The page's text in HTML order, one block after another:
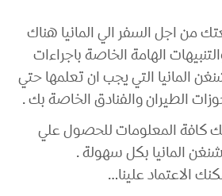
من اجل السفر الي المانيا هناك
الهامة الخاصة باجراءات
المانيا التي يجب ان تعلمها حتي
الطيران والفنادق الخاصة بك .
كافة المعلومات للحصول علي
المانيا بكل سهولة .
الاعتماد علينا…